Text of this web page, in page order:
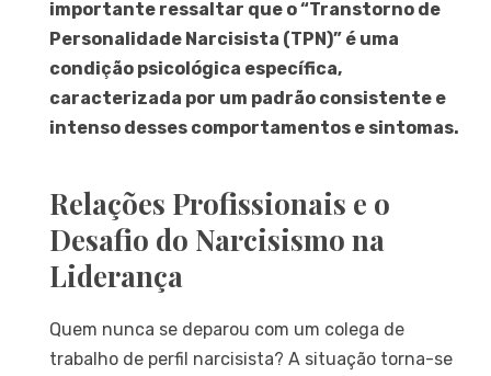
importante ressaltar que o “Transtorno de
Personalidade Narcisista (TPN)” é uma
condição psicológica específica,
caracterizada por um padrão consistente e
intenso desses comportamentos e sintomas.
Relações Profissionais e o
Desafio do Narcisismo na
Liderança
Quem nunca se deparou com um colega de
trabalho de perfil narcisista? A situação torna-se